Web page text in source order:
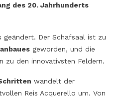
des 20. Jahrhunderts
geändert. Der Schafsaal ist zu
geworden, und die
zu den innovativsten Feldern.
wandelt der
Reis Acquerello um. Von